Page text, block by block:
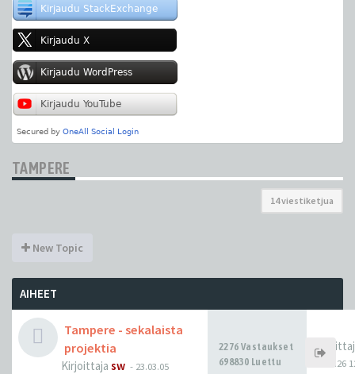
TAMPERE
14 viestiketjua
New Topic
AIHEET
Tampere - sekalaista
projektia
Kirjoittaja sw - 23.03.05
2276 Vastaukset
698830 Luettu
17.04.26